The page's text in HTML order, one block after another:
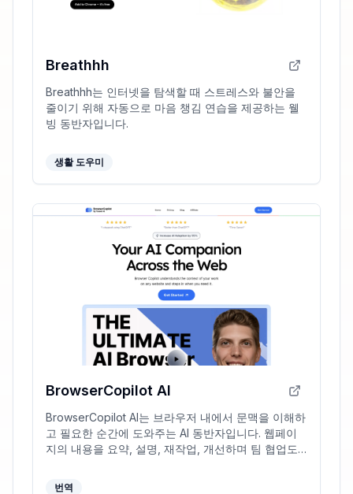
Breathhh
Breathhh는 인터넷을 탐색할 때 스트레스와 불안을
줄이기 위해 자동으로 마음 챙김 연습을 제공하는 웰
빙 동반자입니다.
생활 도우미
BrowserCopilot AI
BrowserCopilot AI는 브라우저 내에서 문맥을 이해하
고 필요한 순간에 도와주는 AI 동반자입니다. 웹페이
지의 내용을 요약, 설명, 재작업, 개선하며 팀 협업도
번역